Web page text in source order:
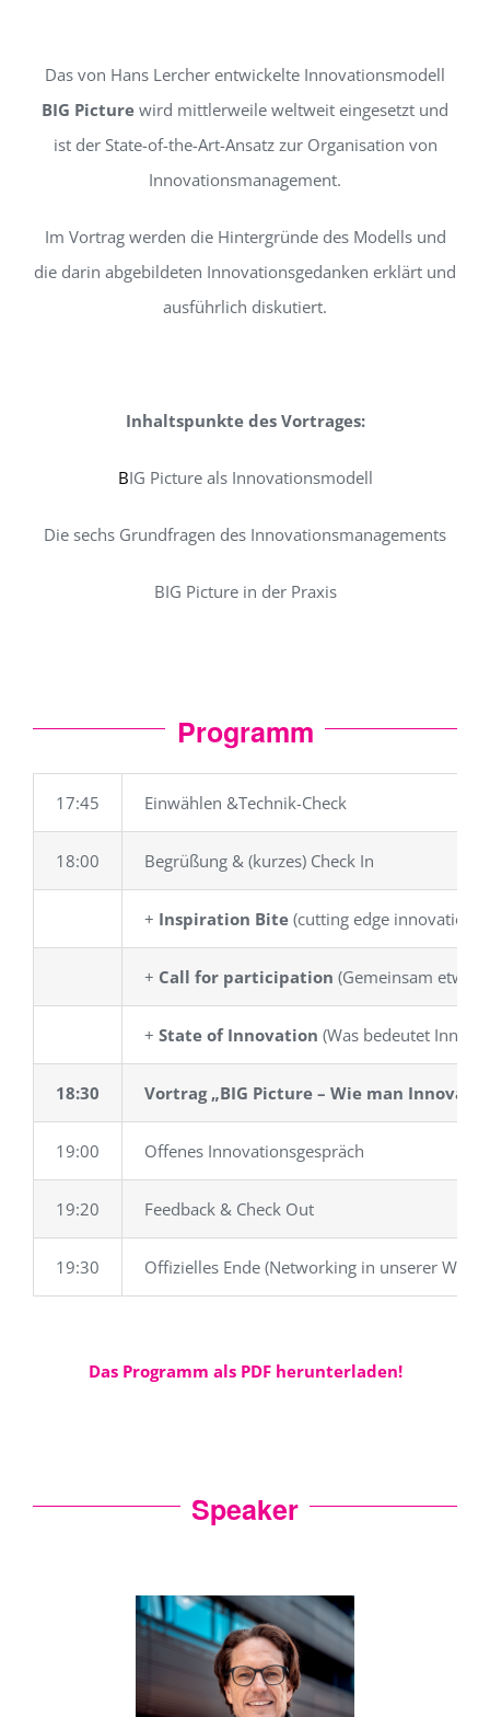
Das von Hans Lercher entwickelte Innovationsmodell
BIG Picture wird mittlerweile weltweit eingesetzt und
ist der State-of-the-Art-Ansatz zur Organisation von
Innovationsmanagement.
Im Vortrag werden die Hintergründe des Modells und
die darin abgebildeten Innovationsgedanken erklärt und
ausführlich diskutiert.
Inhaltspunkte des Vortrages:
BIG Picture als Innovationsmodell
Die sechs Grundfragen des Innovationsmanagements
BIG Picture in der Praxis
Programm
17:45 Einwählen &Technik-Check
18:00 Begrüßung & (kurzes) Check In
+ Inspiration Bite (cutting edge innovation.
+ Call for participation (Gemeinsam etwas
+ State of Innovation (Was bedeutet
18:30 Vortrag „BIG Picture – Wie man
19:00 Offenes Innovationsgespräch
19:20 Feedback & Check Out
19:30 Offizielles Ende (Networking in unserer
Das Programm als PDF herunterladen!
Speaker